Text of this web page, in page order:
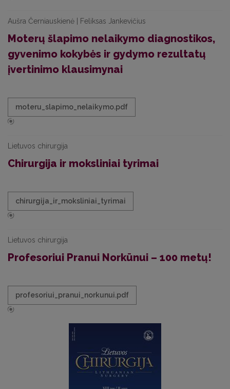
Aušra Černiauskienė | Feliksas Jankevičius
Moterų šlapimo nelaikymo diagnostikos,
gyvenimo kokybės ir gydymo rezultatų
įvertinimo klausimynai
moteru_slapimo_nelaikymo.pdf
Lietuvos chirurgija
Chirurgija ir moksliniai tyrimai
chirurgija_ir_moksliniai_tyrimai
Lietuvos chirurgija
Profesoriui Pranui Norkūnui – 100 metų!
profesoriui_pranui_norkunui.pdf